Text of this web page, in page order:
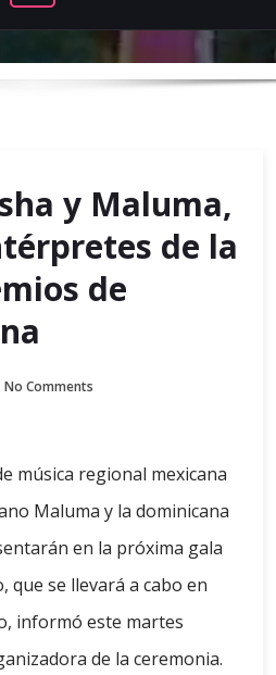
y Maluma,
de la
de
No Comments
música regional mexicana
Maluma y la dominicana
en la próxima gala
que se llevará a cabo en
informó este martes
de la ceremonia.